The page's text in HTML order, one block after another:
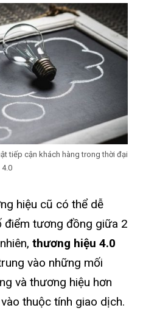
tiếp cận khách hàng trong thời đại
4.0
hiệu cũ có thể dễ
điểm tương đồng giữa 2
thương hiệu 4.0
vào những mối
và thương hiệu hơn
thuộc tính giao dịch.